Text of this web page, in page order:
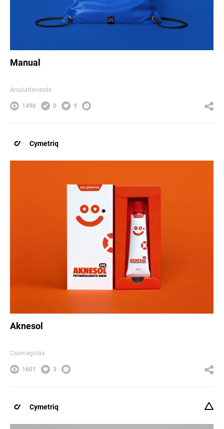
Manual
Arculattervezés
1496 0 9
Cymetriq
Aknesol
Csomagolás
1601 3
Cymetriq